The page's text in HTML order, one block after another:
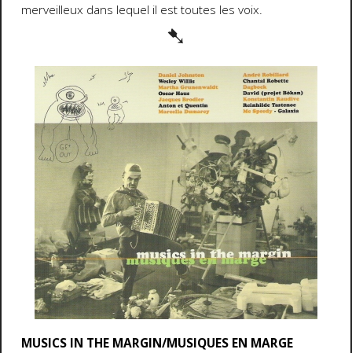
merveilleux dans lequel il est toutes les voix.
➷
MUSICS IN THE MARGIN/MUSIQUES EN MARGE